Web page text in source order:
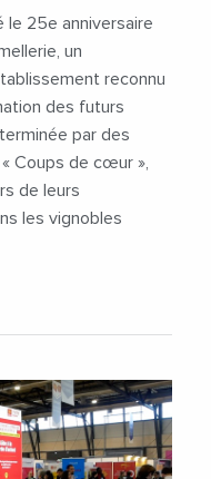
le 25e anniversaire
un
reconnu
des futurs
par des
Coups de cœur »,
de leurs
les vignobles